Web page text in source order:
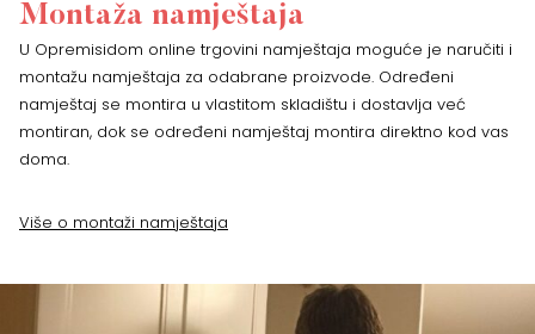
Montaža namještaja
U Opremisidom online trgovini namještaja moguće je naručiti i
montažu namještaja za odabrane proizvode. Određeni
namještaj se montira u vlastitom skladištu i dostavlja već
montiran, dok se određeni namještaj montira direktno kod vas
doma.
Više o montaži namještaja